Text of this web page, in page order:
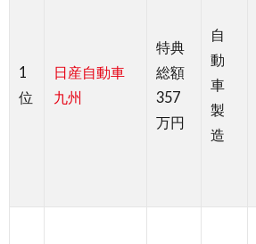
1
位
日産自動車
九州
特典
総額
357
万円
自
動
車
製
造